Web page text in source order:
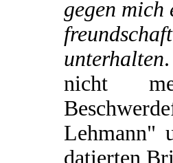
gegen mich
unterhalten
nicht
Lehmann"
datierten